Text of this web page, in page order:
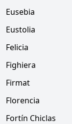
Eusebia
Eustolia
Felicia
Fighiera
Firmat
Florencia
Fortín Chiclas